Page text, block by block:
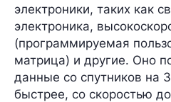
электроники, таких как
электроника,
(программируемая
матрица) и другие. Оно
данные со спутников на
быстрее, со скоростью